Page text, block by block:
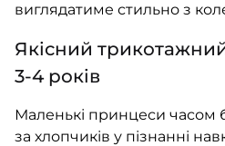
виглядатиме стильно з
Якісний
3-4 років
Маленькі принцеси часом
за хлопчиків у пізнанні